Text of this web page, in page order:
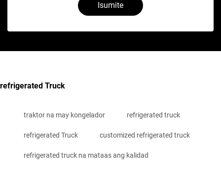
Isumite
refrigerated Truck
traktor na may kongelador refrigerated truck
refrigerated Truck customized refrigerated truck
refrigerated truck na mataas ang kalidad